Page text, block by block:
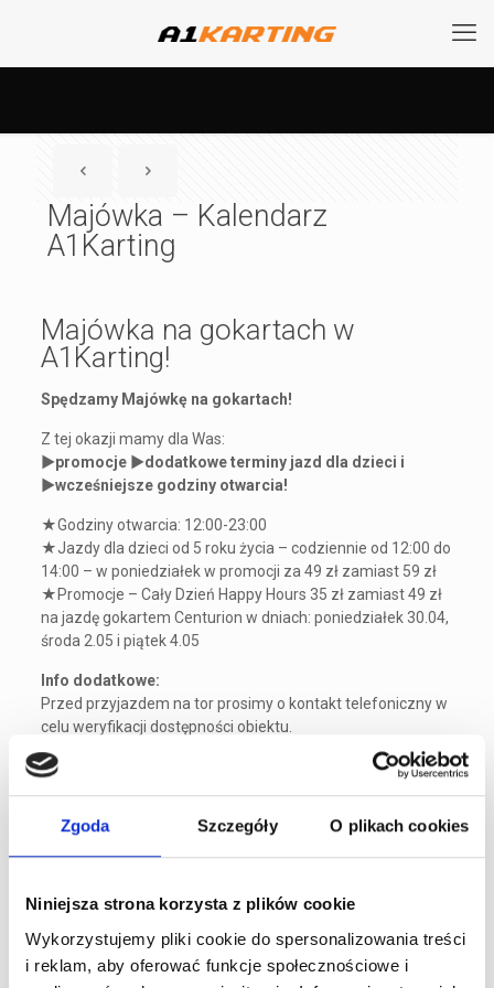
Zgoda Szczegóły O plikach cookies
Niniejsza strona korzysta z plików cookie
Wykorzystujemy pliki cookie do spersonalizowania treści
i reklam, aby oferować funkcje społecznościowe i
Majówka – Kalendarz
A1Karting
Majówka na gokartach w
A1Karting!
Spędzamy Majówkę na gokartach!
Z tej okazji mamy dla Was:
►promocje ►dodatkowe terminy jazd dla dzieci i
►wcześniejsze godziny otwarcia!
★Godziny otwarcia: 12:00-23:00
★Jazdy dla dzieci od 5 roku życia – codziennie od 12:00 do
14:00 – w poniedziałek w promocji za 49 zł zamiast 59 zł
★Promocje – Cały Dzień Happy Hours 35 zł zamiast 49 zł
na jazdę gokartem Centurion w dniach: poniedziałek 30.04,
środa 2.05 i piątek 4.05
Info dodatkowe:
Przed przyjazdem na tor prosimy o kontakt telefoniczny w
celu weryfikacji dostępności obiektu.
Każdy Klient powinien posiadać balaklawę (kominiarkę pod
Wydanie Karty Klienta jest płatne 10 zł – jest to opłata
jednorazowa – dla osób, które nigdy nie były jeszcze na
tel. 22 290 33 88
e-mail: biuro@a1karting.pl